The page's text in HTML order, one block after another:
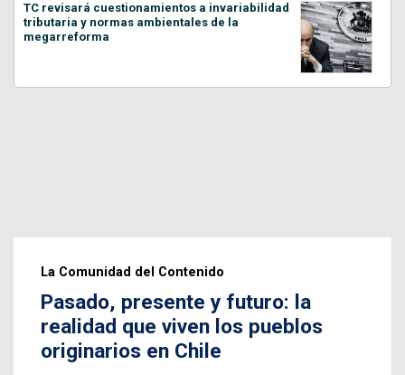
TC revisará cuestionamientos a invariabilidad
tributaria y normas ambientales de la
megarreforma
La Comunidad del Contenido
Pasado, presente y futuro: la
realidad que viven los pueblos
originarios en Chile